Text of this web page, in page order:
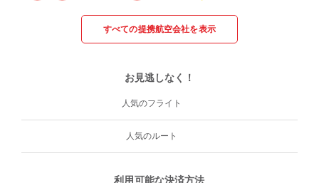
すべての提携航空会社を表示
お見逃しなく！
人気のフライト
人気のルート
利用可能な決済方法